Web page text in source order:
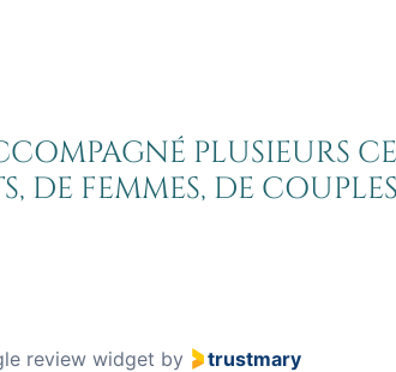
PLUSIEURS
DE FEMMES, DE
review widget by trustmary